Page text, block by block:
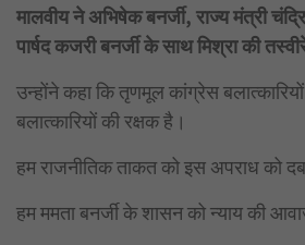
मालवीय ने अभिषेक बनर्जी, राज्य मंत्री
पार्षद कजरी बनर्जी के साथ मिश्रा की
उन्होंने कहा कि तृणमूल कांग्रेस बलात्कारियों
बलात्कारियों की रक्षक है।
हम राजनीतिक ताकत को इस अपराध को
हम ममता बनर्जी के शासन को न्याय की